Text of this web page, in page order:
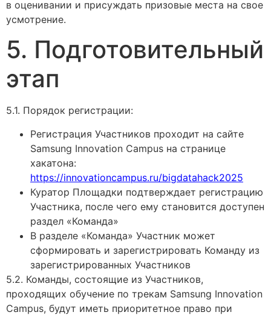
в оценивании и присуждать призовые места на свое
усмотрение.
5. Подготовительный
этап
5.1. Порядок регистрации:
Регистрация Участников проходит на сайте
Samsung Innovation Campus на странице
хакатона:
https://innovationcampus.ru/bigdatahack2025
Куратор Площадки подтверждает регистрацию
Участника, после чего ему становится доступен
раздел «Команда»
В разделе «Команда» Участник может
сформировать и зарегистрировать Команду из
зарегистрированных Участников
5.2. Команды, состоящие из Участников,
проходящих обучение по трекам Samsung Innovation
Campus, будут иметь приоритетное право при